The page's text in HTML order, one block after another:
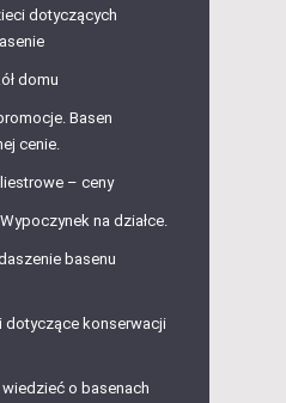
dotyczących
domu
Basen
cenie.
– ceny
na działce.
basenu
konserwacji
o basenach